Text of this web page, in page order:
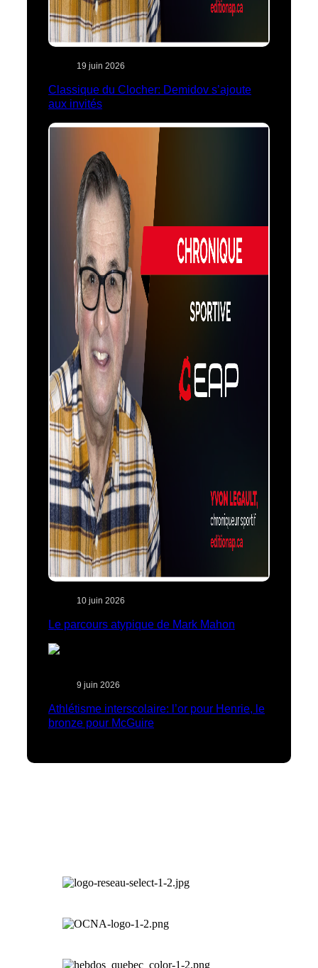
19 juin 2026
Classique du Clocher: Demidov s’ajoute
aux invités
10 juin 2026
Le parcours atypique de Mark Mahon
9 juin 2026
Athlétisme interscolaire: l’or pour Henrie, le
bronze pour McGuire